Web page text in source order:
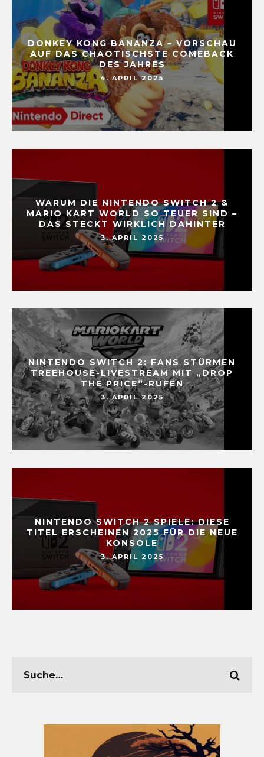
DONKEY KONG BANANZA – VORSCHAU
AUF DAS CHAOTISCHSTE COMEBACK
DES JAHRES
4. APRIL 2025
WARUM DIE NINTENDO SWITCH 2 &
MARIO KART WORLD SO TEUER SIND –
DAS STECKT WIRKLICH DAHINTER
3. APRIL 2025
NINTENDO SWITCH 2: FANS STÜRMEN
TREEHOUSE-LIVESTREAM MIT „DROP
THE PRICE“-RUFEN
3. APRIL 2025
NINTENDO SWITCH 2 SPIELE: DIESE
TITEL ERSCHEINEN 2025 FÜR DIE NEUE
KONSOLE
3. APRIL 2025